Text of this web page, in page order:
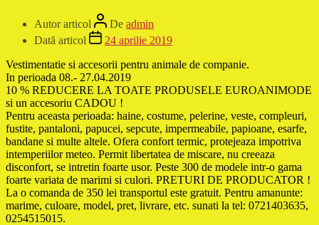
Autor articol De admin
Dată articol
24 aprilie 2019
Vestimentatie si accesorii pentru animale de companie.
In perioada 08.- 27.04.2019
10 % REDUCERE LA TOATE PRODUSELE EUROANIMODE
si un accesoriu CADOU !
Pentru aceasta perioada: haine, costume, pelerine, veste, compleuri,
fustite, pantaloni, papucei, sepcute, impermeabile, papioane, esarfe,
bandane si multe altele. Ofera confort termic, protejeaza impotriva
intemperiilor meteo. Permit libertatea de miscare, nu creeaza
disconfort, se intretin foarte usor. Peste 300 de modele intr-o gama
foarte variata de marimi si culori. PRETURI DE PRODUCATOR !
La o comanda de 350 lei transportul este gratuit. Pentru amanunte:
marime, culoare, model, pret, livrare, etc. sunati la tel: 0721403635,
0254515015.